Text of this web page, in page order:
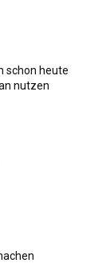
schon heute
nutzen